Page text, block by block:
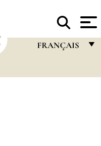
FRANÇAIS